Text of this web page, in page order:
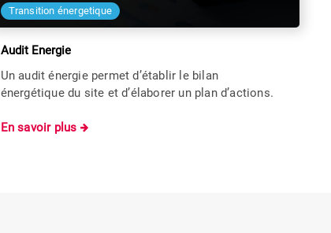
Transition énergetique
Audit Energie
Un audit énergie permet d’établir le bilan
énergétique du site et d’élaborer un plan d’actions.
En savoir plus